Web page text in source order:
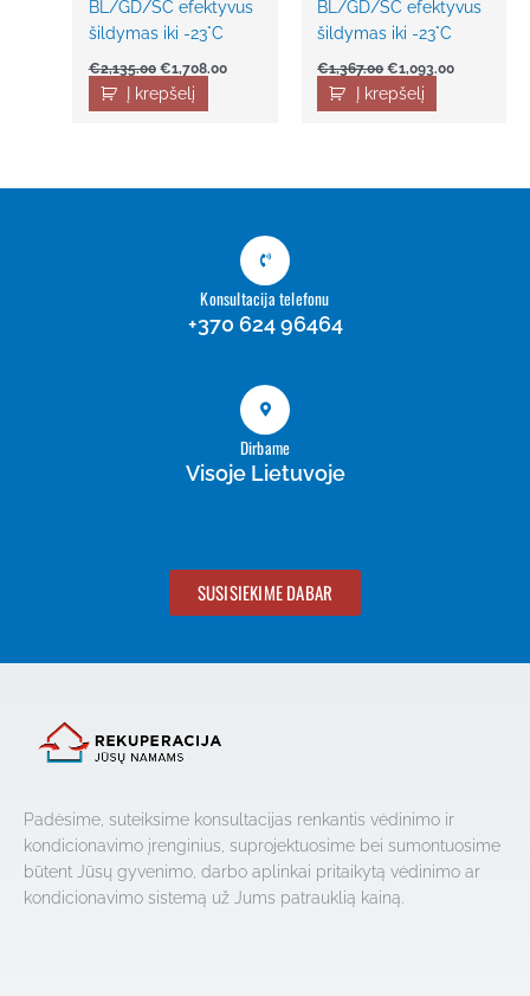
BL/GD/SC efektyvus
šildymas iki -23°C
€2,135.00 €1,708.00
Į krepšelį
BL/GD/SC efektyvus
šildymas iki -23°C
€1,367.00 €1,093.00
Į krepšelį
Konsultacija telefonu
+370 624 96464
Dirbame
Visoje Lietuvoje
SUSISIEKIME DABAR
Padėsime, suteiksime konsultacijas renkantis vėdinimo ir
kondicionavimo įrenginius, suprojektuosime bei sumontuosime
būtent Jūsų gyvenimo, darbo aplinkai pritaikytą vėdinimo ar
kondicionavimo sistemą už Jums patrauklią kainą.